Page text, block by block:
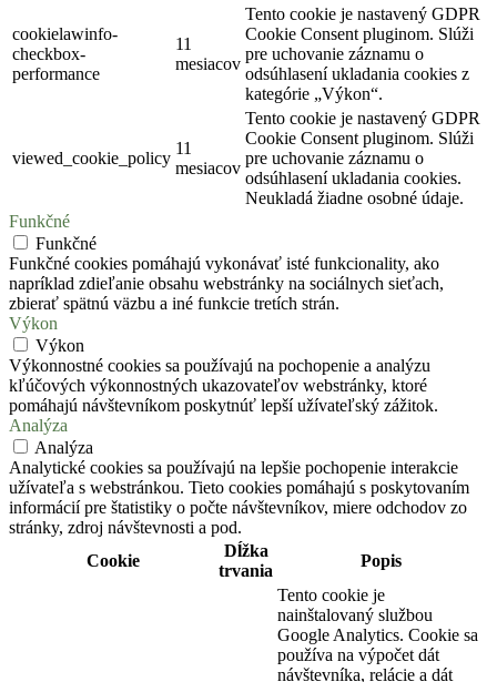
cookielawinfo-
checkbox-
performance
11
mesiacov
Tento cookie je nastavený GDPR
Cookie Consent pluginom. Slúži
pre uchovanie záznamu o
odsúhlasení ukladania cookies z
kategórie „Výkon“.
viewed_cookie_policy
11
mesiacov
Tento cookie je nastavený GDPR
Cookie Consent pluginom. Slúži
pre uchovanie záznamu o
odsúhlasení ukladania cookies.
Neukladá žiadne osobné údaje.
Funkčné
Funkčné
Funkčné cookies pomáhajú vykonávať isté funkcionality, ako
napríklad zdieľanie obsahu webstránky na sociálnych sieťach,
zbierať spätnú väzbu a iné funkcie tretích strán.
Výkon
Výkon
Výkonnostné cookies sa používajú na pochopenie a analýzu
kľúčových výkonnostných ukazovateľov webstránky, ktoré
pomáhajú návštevníkom poskytnúť lepší užívateľský zážitok.
Analýza
Analýza
Analytické cookies sa používajú na lepšie pochopenie interakcie
užívateľa s webstránkou. Tieto cookies pomáhajú s poskytovaním
informácií pre štatistiky o počte návštevníkov, miere odchodov zo
stránky, zdroj návštevnosti a pod.
Cookie
Dĺžka
trvania
Popis
Tento cookie je
nainštalovaný službou
Google Analytics. Cookie sa
používa na výpočet dát
návštevníka, relácie a dát